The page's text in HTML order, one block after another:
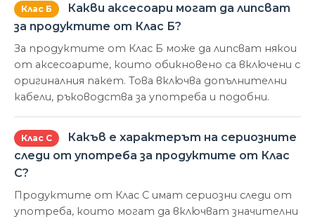
Клас Б
Какви аксесоари могат да липсват
за продуктите от Клас Б?
За продуктите от Клас Б може да липсват някои
от аксесоарите, които обикновено са включени с
оригиналния пакет. Това включва допълнителни
кабели, ръководства за употреба и подобни.
Клас С
Какъв е характерът на сериозните
следи от употреба за продуктите от Клас
С?
Продуктите от Клас С имат сериозни следи от
употреба, които могат да включват значителни